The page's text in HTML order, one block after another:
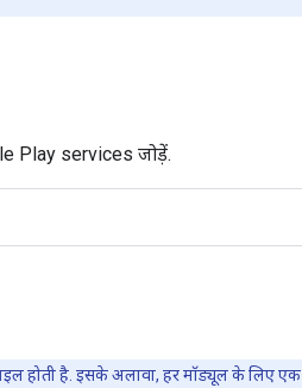
Play services जोड़ें.
होती है. इसके अलावा, हर मॉड्यूल के लिए एक